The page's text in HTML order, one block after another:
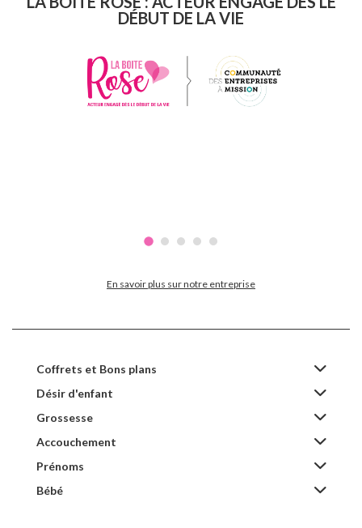
DÉBUT DE LA VIE
En savoir plus sur notre entreprise
Coffrets et Bons plans
Désir d'enfant
Grossesse
Accouchement
Prénoms
Bébé